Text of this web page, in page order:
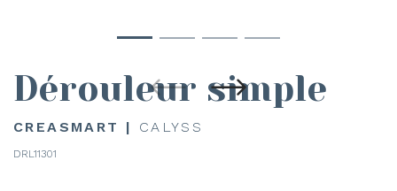
Dérouleur simple
CREASMART | CALYSS
DRL11301